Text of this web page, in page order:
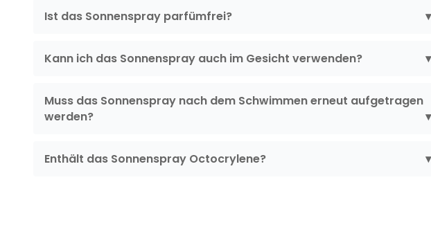
Ist das Sonnenspray parfümfrei?
Kann ich das Sonnenspray auch im Gesicht verwenden?
Muss das Sonnenspray nach dem Schwimmen erneut aufgetragen
werden?
Enthält das Sonnenspray Octocrylene?